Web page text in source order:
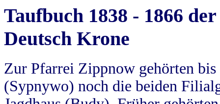
Taufbuch 1838 - 1866
Deutsch Krone
Zur Pfarrei Zippnow gehörten
(Sypnywo) noch die beiden